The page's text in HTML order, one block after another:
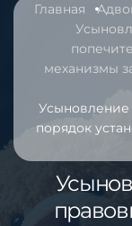
Главная
механизмы
порядок